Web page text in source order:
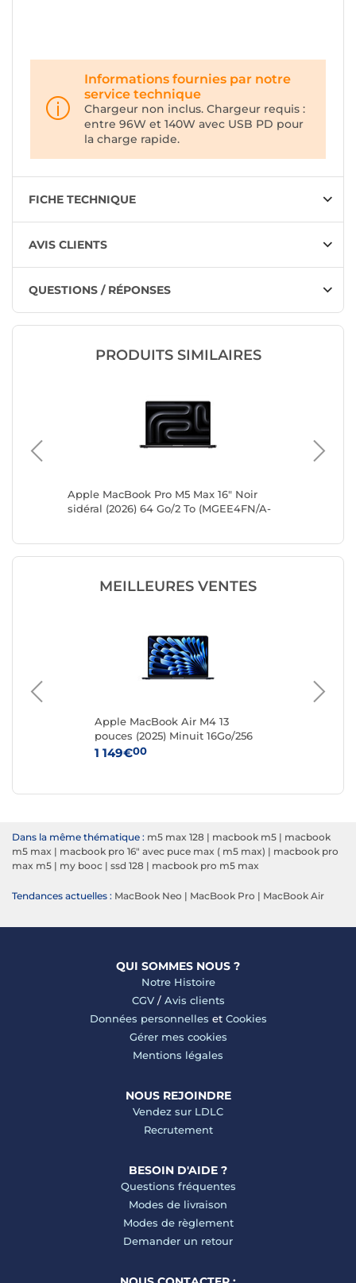
Informations fournies par notre
service technique
Chargeur non inclus. Chargeur requis :
entre 96W et 140W avec USB PD pour
la charge rapide.
FICHE TECHNIQUE
AVIS CLIENTS
QUESTIONS / RÉPONSES
PRODUITS SIMILAIRES
Apple MacBook Pro M5 Max 16" Noir
sidéral (2026) 64 Go/2 To (MGEE4FN/A-
MEILLEURES VENTES
Apple MacBook Air M4 13
pouces (2025) Minuit 16Go/256
Go (MW123FN/A)
1 149€00
Dans la même thématique : m5 max 128 | macbook m5 | macbook
m5 max | macbook pro 16" avec puce max ( m5 max) | macbook pro
max m5 | my booc | ssd 128 | macbook pro m5 max
Tendances actuelles : MacBook Neo | MacBook Pro | MacBook Air
QUI SOMMES NOUS ?
Notre Histoire
CGV/ Avis clients
Données personnelles et Cookies
Gérer mes cookies
Mentions légales
NOUS REJOINDRE
Vendez sur LDLC
Recrutement
BESOIN D'AIDE ?
Questions fréquentes
Modes de livraison
Modes de règlement
Demander un retour